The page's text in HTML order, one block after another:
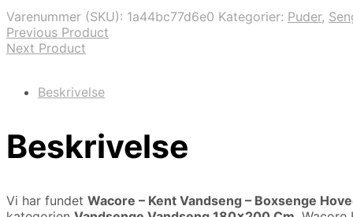
Varenummer (SKU): 1a44bc77d6e0 Kategorier: Puder,
Previous Product
Next Product
Beskrivelse
Beskrivelse
Vi har fundet Wacore – Kent Vandseng – Boxsenge